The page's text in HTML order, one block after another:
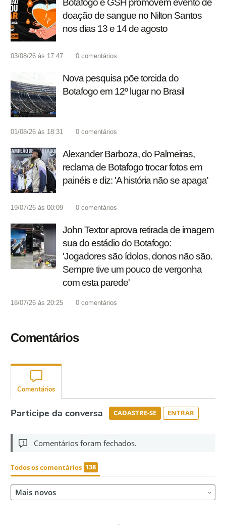
Botafogo e GSH promovem evento de
doação de sangue no Nilton Santos
nos dias 13 e 14 de agosto
03/08/26 às 17:47 0 comentários
Nova pesquisa põe torcida do
Botafogo em 12º lugar no Brasil
01/08/26 às 18:31 0 comentários
Alexander Barboza, do Palmeiras,
reclama de Botafogo trocar fotos em
painéis e diz: 'A história não se apaga'
19/07/26 às 00:09 0 comentários
John Textor aprova retirada de imagem
sua do estádio do Botafogo:
'Jogadores são ídolos, donos não são.
Sempre tive um pouco de vergonha
com esta parede'
18/07/26 às 20:25 0 comentários
Comentários